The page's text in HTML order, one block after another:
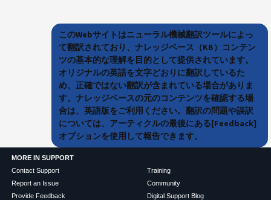
このWebサイトはニューラル機械翻訳ツールによっ
て翻訳されており、ナレッジベース（KB）コンテン
ツの基本的な理解を目的として提供されています。
オリジナルの英語を文字どおりに翻訳しているた
め、正確ではない翻訳が含まれている場合がありま
す。ナレッジベースの元のコンテンツを確認する場
合は、英語版をご利用ください。翻訳の問題や誤訳
については、アーティクルの最後にある[Feedback]
オプションを使用して報告できます。
MORE IN SUPPORT
Contact Support
Report an Issue
Provide Feedback
Training
Community
Digital Support Blog